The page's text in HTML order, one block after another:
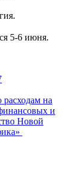
5-6 июня.
на
и
Новой